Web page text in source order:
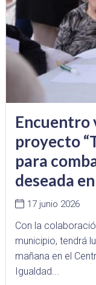
Encuentro
proyecto
para
deseada
17 junio 2026
Con la
municipio, tendrá
mañana en el
Igualdad...